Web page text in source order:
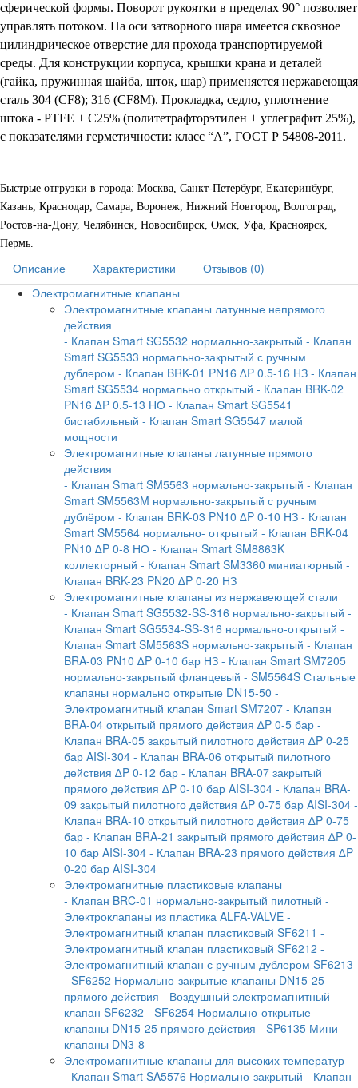
сферической формы. Поворот рукоятки в пределах 90° позволяет
управлять потоком. На оси затворного шара имеется сквозное
цилиндрическое отверстие для прохода транспортируемой
среды. Для конструкции корпуса, крышки крана и деталей
(гайка, пружинная шайба, шток, шар) применяется нержавеющая
сталь 304 (CF8); 316 (CF8M). Прокладка, седло, уплотнение
штока - PTFE + C25% (политетрафторэтилен + углеграфит 25%),
с показателями герметичности: класс “А”, ГОСТ Р 54808-2011.
Быстрые отгрузки в города: Москва, Санкт-Петербург, Екатеринбург,
Казань, Краснодар, Самара, Воронеж, Нижний Новгород, Волгоград,
Ростов-на-Дону, Челябинск, Новосибирск, Омск, Уфа, Красноярск,
Пермь.
Описание Характеристики
Отзывов (0)
Электромагнитные клапаны
Электромагнитные клапаны латунные непрямого
действия
- Клапан Smart SG5532 нормально-закрытый - Клапан
Smart SG5533 нормально-закрытый с ручным
дублером - Клапан BRK-01 PN16 ∆P 0.5-16 НЗ - Клапан
Smart SG5534 нормально открытый - Клапан BRK-02
PN16 ∆P 0.5-13 НО - Клапан Smart SG5541
бистабильный - Клапан Smart SG5547 малой
мощности
Электромагнитные клапаны латунные прямого
действия
- Клапан Smart SM5563 нормально-закрытый - Клапан
Smart SM5563M нормально-закрытый с ручным
дублёром - Клапан BRK-03 PN10 ∆P 0-10 НЗ - Клапан
Smart SM5564 нормально- открытый - Клапан BRK-04
PN10 ∆P 0-8 НО - Клапан Smart SM8863K
коллекторный - Клапан Smart SM3360 миниатюрный -
Клапан BRK-23 PN20 ∆P 0-20 НЗ
Электромагнитные клапаны из нержавеющей стали
- Клапан Smart SG5532-SS-316 нормально-закрытый -
Клапан Smart SG5534-SS-316 нормально-открытый -
Клапан Smart SM5563S нормально-закрытый - Клапан
BRA-03 PN10 ∆P 0-10 бар НЗ - Клапан Smart SM7205
нормально-закрытый фланцевый - SM5564S Стальные
клапаны нормально открытые DN15-50 -
Электромагнитный клапан Smart SM7207 - Клапан
BRA-04 открытый прямого действия ∆P 0-5 бар -
Клапан BRA-05 закрытый пилотного действия ∆P 0-25
бар AISI-304 - Клапан BRA-06 открытый пилотного
действия ∆P 0-12 бар - Клапан BRA-07 закрытый
прямого действия ∆P 0-10 бар AISI-304 - Клапан BRA-
09 закрытый пилотного действия ∆P 0-75 бар AISI-304 -
Клапан BRA-10 открытый пилотного действия ∆P 0-75
бар - Клапан BRA-21 закрытый прямого действия ∆P 0-
10 бар AISI-304 - Клапан BRA-23 прямого действия ∆P
0-20 бар AISI-304
Электромагнитные пластиковые клапаны
- Клапан BRC-01 нормально-закрытый пилотный -
Электроклапаны из пластика ALFA-VALVE -
Электромагнитный клапан пластиковый SF6211 -
Электромагнитный клапан пластиковый SF6212 -
Электромагнитный клапан с ручным дублером SF6213
- SF6252 Нормально-закрытые клапаны DN15-25
прямого действия - Воздушный электромагнитный
клапан SF6232 - SF6254 Нормально-открытые
клапаны DN15-25 прямого действия - SP6135 Мини-
клапаны DN3-8
Электромагнитные клапаны для высоких температур
- Клапан Smart SA5576 Нормально-закрытый - Клапан